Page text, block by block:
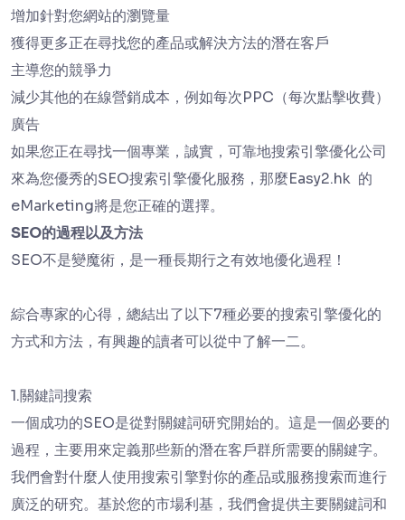
增加針對您網站的瀏覽量
獲得更多正在尋找您的產品或解決方法的潛在客戶
主導您的競爭力
減少其他的在線營銷成本，例如每次PPC（每次點擊收費）
廣告
如果您正在尋找一個專業，誠實，可靠地搜索引擎優化公司
來為您優秀的SEO搜索引擎優化服務，那麼Easy2.hk 的
eMarketing將是您正確的選擇。
SEO的過程以及方法
SEO不是變魔術，是一種長期行之有效地優化過程！
綜合專家的心得，總結出了以下7種必要的搜索引擎優化的
方式和方法，有興趣的讀者可以從中了解一二。
1.關鍵詞搜索
一個成功的SEO是從對關鍵詞研究開始的。這是一個必要的
過程，主要用來定義那些新的潛在客戶群所需要的關鍵字。
我們會對什麼人使用搜索引擎對你的產品或服務搜索而進行
廣泛的研究。基於您的市場利基，我們會提供主要關鍵詞和